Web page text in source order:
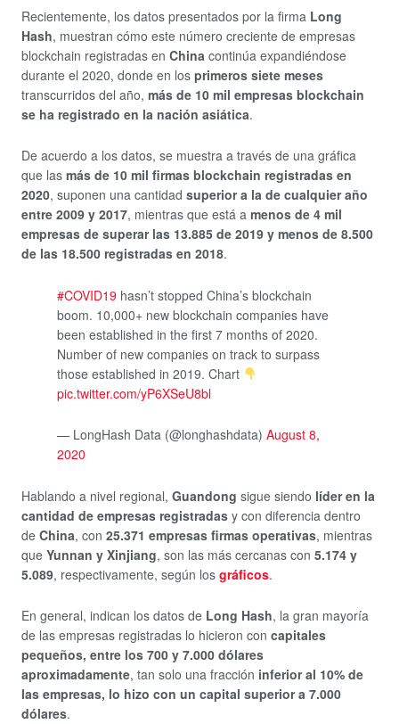
Recientemente, los datos presentados por la firma Long
Hash, muestran cómo este número creciente de empresas
blockchain registradas en China continúa expandiéndose
durante el 2020, donde en los primeros siete meses
transcurridos del año, más de 10 mil empresas blockchain
se ha registrado en la nación asiática.
De acuerdo a los datos, se muestra a través de una gráfica
que las más de 10 mil firmas blockchain registradas en
2020, suponen una cantidad superior a la de cualquier año
entre 2009 y 2017, mientras que está a menos de 4 mil
empresas de superar las 13.885 de 2019 y menos de 8.500
de las 18.500 registradas en 2018.
#COVID19 hasn’t stopped China’s blockchain
boom. 10,000+ new blockchain companies have
been established in the first 7 months of 2020.
Number of new companies on track to surpass
those established in 2019. Chart
pic.twitter.com/yP6XSeU8bl
— LongHash Data (@longhashdata) August 8,
2020
Hablando a nivel regional, Guandong sigue siendo líder en la
cantidad de empresas registradas y con diferencia dentro
de China, con 25.371 empresas firmas operativas, mientras
que Yunnan y Xinjiang, son las más cercanas con 5.174 y
5.089, respectivamente, según los gráficos.
En general, indican los datos de Long Hash, la gran mayoría
de las empresas registradas lo hicieron con capitales
pequeños, entre los 700 y 7.000 dólares
aproximadamente, tan solo una fracción inferior al 10% de
las empresas, lo hizo con un capital superior a 7.000
dólares.